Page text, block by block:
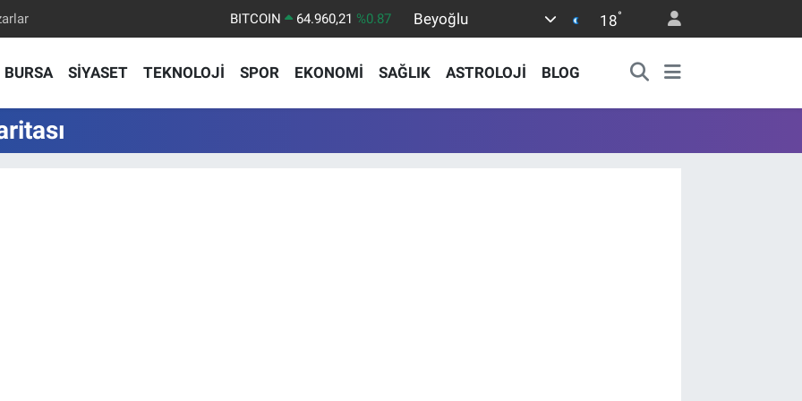
BITCOIN 64.960,21 %0.87
EURO
55,2510 %0.32
Beyoğlu 18°
BURSA SİYASET TEKNOLOJİ SPOR EKONOMİ SAĞLIK ASTROLOJİ BLOG